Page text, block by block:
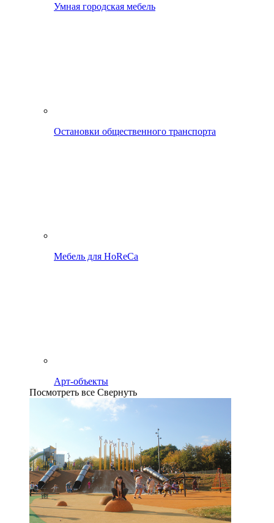
Умная городская мебель
Остановки общественного транспорта
Мебель для HoReCa
Арт-объекты
Посмотреть все Свернуть